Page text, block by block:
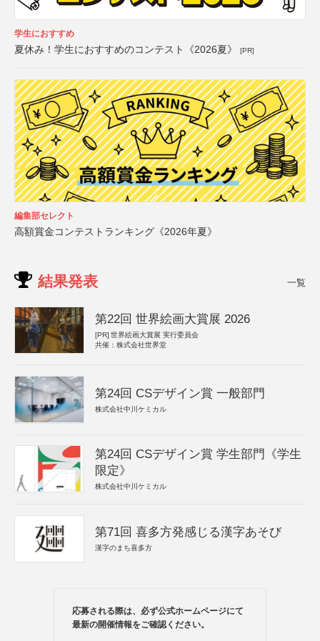
学生におすすめ
夏休み！学生におすすめのコンテスト《2026夏》 [PR]
編集部セレクト
高額賞金コンテストランキング《2026年夏》
結果発表 一覧
第22回 世界絵画大賞展 2026
[PR] 世界絵画大賞展 実行委員会
共催：株式会社世界堂
第24回 CSデザイン賞 一般部門
株式会社中川ケミカル
第24回 CSデザイン賞 学生部門《学生
限定》
株式会社中川ケミカル
第71回 喜多方発感じる漢字あそび
漢字のまち喜多方
応募される際は、必ず公式ホームページにて
最新の開催情報をご確認ください。